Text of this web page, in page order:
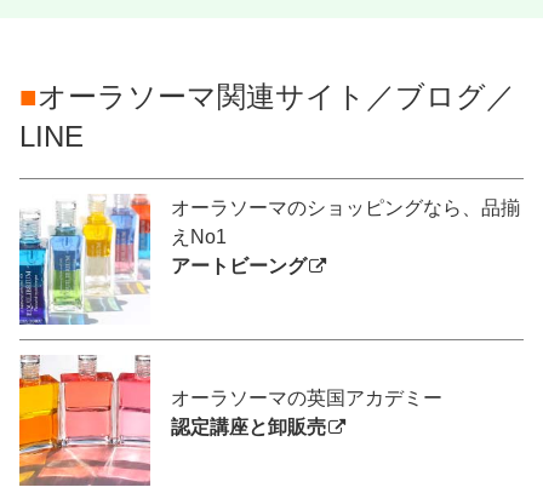
■オーラソーマ関連サイト／ブログ／
LINE
オーラソーマのショッピングなら、品揃
えNo1
アートビーング
オーラソーマの英国アカデミー
認定講座と卸販売